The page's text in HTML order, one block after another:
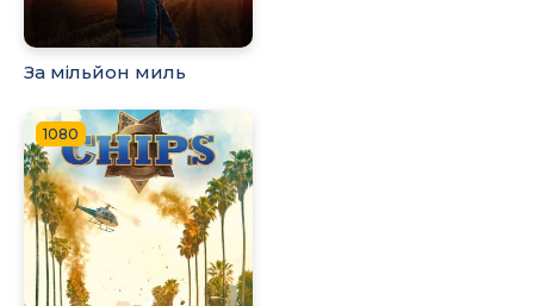
За мільйон миль
1080